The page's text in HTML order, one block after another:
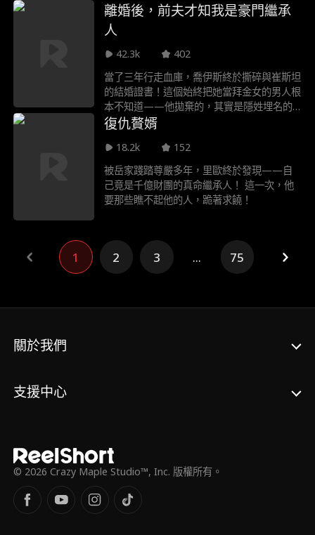
守護她，對抗前未婚夫的步步追殺。兩人新生
活背後，漢娜漸漸發現，這個枕邊人，絕不只
是個街頭混混……
離婚後，前夫才知我是豪門繼承
人
42.3k
402
當了三年行走血庫，喬伊斯終於撕碎與崔斯坦
的結婚證書！這個始終把她當拜金女的男人根
本不知道——他拋棄的，其實是隱姓埋名的
豪門繼承人。 當崔斯坦發現前妻的私人飛機
柔弱白月光，正被他親手推進情敵威廉的懷
裏。 現在，輪到高高在上的心臟外科權威來
當輸家： 他要挽回的不僅是愛情 更是被自己
親手踐踏的 一顆億萬富翁的真心⋯⋯
復仇贅婿
18.2k
152
被岳家踐踏尊嚴多年，里歐終於發現——自
己竟是千億財團的真命繼承人！ 這一次，他
要那些瞧不起他的人，跪著求饒！
1 2 3 ... 75
關於我們
支援中心
© 2026 Crazy Maple Studio™, Inc. 版權所有。